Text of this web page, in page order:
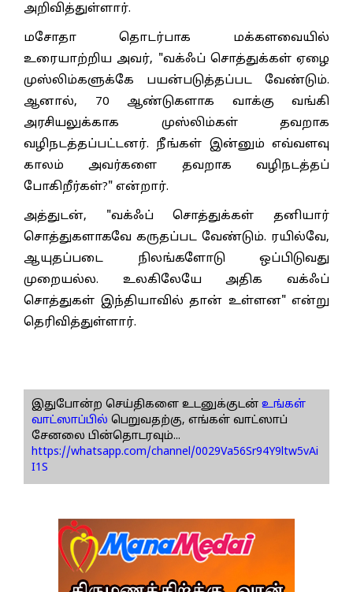
அறிவித்துள்ளார்.
மசோதா தொடர்பாக மக்களவையில்
உரையாற்றிய அவர், "வக்ஃப் சொத்துக்கள் ஏழை
முஸ்லிம்களுக்கே பயன்படுத்தப்பட வேண்டும்.
ஆனால், 70 ஆண்டுகளாக வாக்கு வங்கி
அரசியலுக்காக முஸ்லிம்கள் தவறாக
வழிநடத்தப்பட்டனர். நீங்கள் இன்னும் எவ்வளவு
காலம் அவர்களை தவறாக வழிநடத்தப்
போகிறீர்கள்?" என்றார்.
அத்துடன், "வக்ஃப் சொத்துக்கள் தனியார்
சொத்துகளாகவே கருதப்பட வேண்டும். ரயில்வே,
ஆயுதப்படை நிலங்களோடு ஒப்பிடுவது
முறையல்ல. உலகிலேயே அதிக வக்ஃப்
சொத்துகள் இந்தியாவில் தான் உள்ளன" என்று
தெரிவித்துள்ளார்.
இதுபோன்ற செய்திகளை உடனுக்குடன் உங்கள்
வாட்ஸாப்பில் பெறுவதற்கு, எங்கள் வாட்ஸாப்
சேனலை பின்தொடரவும்...
https://whatsapp.com/channel/0029Va56Sr94Y9ltw5vAi
I1S